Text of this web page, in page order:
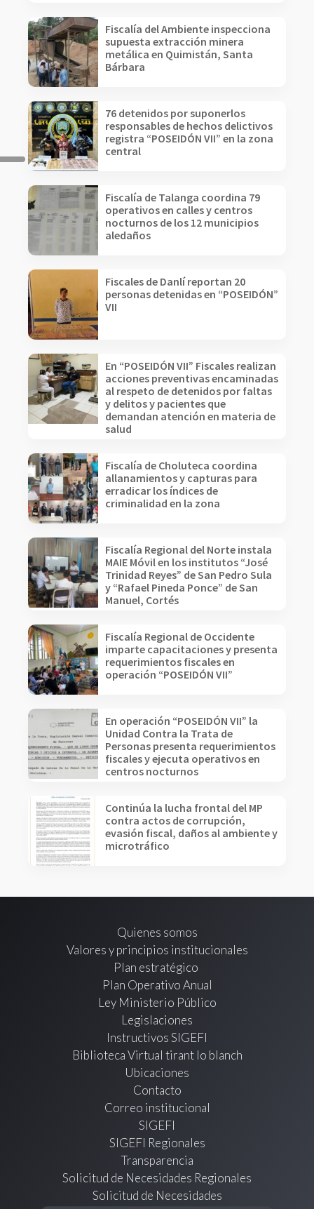
Fiscalía del Ambiente inspecciona
supuesta extracción minera
metálica en Quimistán, Santa
Bárbara
76 detenidos por suponerlos
responsables de hechos delictivos
registra “POSEIDÓN VII” en la zona
central
Fiscalía de Talanga coordina 79
operativos en calles y centros
nocturnos de los 12 municipios
aledaños
Fiscales de Danlí reportan 20
personas detenidas en “POSEIDÓN”
VII
En “POSEIDÓN VII” Fiscales realizan
acciones preventivas encaminadas
al respeto de detenidos por faltas
y delitos y pacientes que
demandan atención en materia de
salud
Fiscalía de Choluteca coordina
allanamientos y capturas para
erradicar los índices de
criminalidad en la zona
Fiscalía Regional del Norte instala
MAIE Móvil en los institutos “José
Trinidad Reyes” de San Pedro Sula
y “Rafael Pineda Ponce” de San
Manuel, Cortés
Fiscalía Regional de Occidente
imparte capacitaciones y presenta
requerimientos fiscales en
operación “POSEIDÓN VII”
En operación “POSEIDÓN VII” la
Unidad Contra la Trata de
Personas presenta requerimientos
fiscales y ejecuta operativos en
centros nocturnos
Continúa la lucha frontal del MP
contra actos de corrupción,
evasión fiscal, daños al ambiente y
microtráfico
Quienes somos
Valores y principios institucionales
Plan estratégico
Plan Operativo Anual
Ley Ministerio Público
Legislaciones
Instructivos SIGEFI
Biblioteca Virtual tirant lo blanch
Ubicaciones
Contacto
Correo institucional
SIGEFI
SIGEFI Regionales
Transparencia
Solicitud de Necesidades Regionales
Solicitud de Necesidades